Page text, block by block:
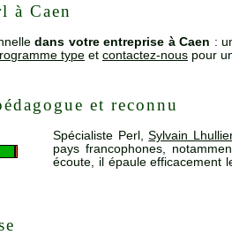
à Caen
dans votre entreprise à Caen :
type et contactez-nous pour
et reconnu
Spécialiste Perl,Sylvain
pays francophones,
écoute, il épaule efficacement